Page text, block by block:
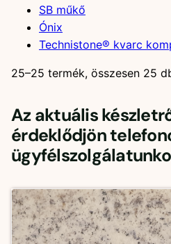
SB műkő
Ónix
Technistone® kvarc
25–25 termék, összesen 25
Az aktuális
érdeklődjön